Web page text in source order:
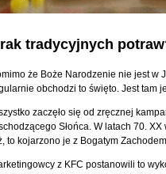
tradycyjnych
że Boże Narodzenie nie jest w
obchodzi to święto. Jest tam
zaczęło się od zręcznej
Słońca. W latach 70.
to kojarzono je z Bogatym
z KFC postanowili to